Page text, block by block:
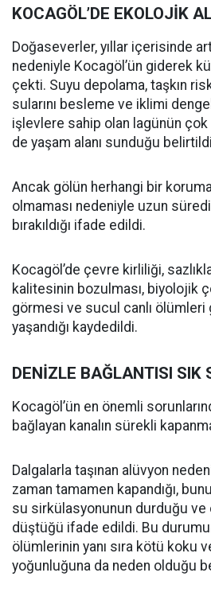
KOCAGÖL’DE EKOLOJİK
Doğaseverler, yıllar içerisinde
nedeniyle Kocagöl’ün giderek
çekti. Suyu depolama, taşkın
sularını besleme ve iklimi
işlevlere sahip olan lagünün çok
de yaşam alanı sunduğu
Ancak gölün herhangi bir
olmaması nedeniyle uzun
bırakıldığı ifade edildi.
Kocagöl’de çevre kirliliği,
kalitesinin bozulması, biyolojik
görmesi ve sucul canlı ölümleri
yaşandığı kaydedildi.
DENİZLE BAĞLANTISI SIK
Kocagöl’ün en önemli
bağlayan kanalın sürekli
Dalgalarla taşınan alüvyon
zaman tamamen kapandığı,
su sirkülasyonunun durduğu
düştüğü ifade edildi. Bu
ölümlerinin yanı sıra kötü koku
yoğunluğuna da neden olduğu